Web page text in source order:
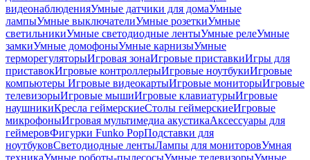
видеонаблюденияУмные датчики для домаУмные
лампыУмные выключателиУмные розеткиУмные
светильникиУмные светодиодные лентыУмные релеУмные
замкиУмные домофоныУмные карнизыУмные
терморегуляторыИгровая зонаИгровые приставкиИгры для
приставокИгровые контроллерыИгровые ноутбукиИгровые
компьютеры Игровые видеокартыИгровые мониторыИгровые
телевизорыИгровые мышиИгровые клавиатурыИгровые
наушникиКресла геймерскиеСтолы геймерскиеИгровые
микрофоныИгровая мультимедиа акустикаАксессуары для
геймеровФигурки Funko PopПодставки для
ноутбуковСветодиодные лентыЛампы для мониторовУмная
техникаУмные роботы-пылесосыУмные телевизорыУмные